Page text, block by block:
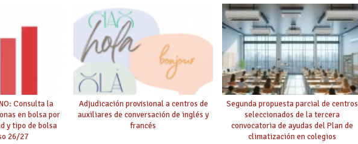
Consulta la
en bolsa por
y tipo de bolsa
26/27
Adjudicación provisional a centros de
auxiliares de conversación de inglés y
francés
Segunda propuesta parcial de centros
seleccionados de la tercera
convocatoria de ayudas del Plan de
climatización en colegios